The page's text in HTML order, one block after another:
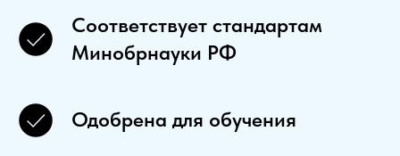
Соответствует стандартам
Минобрнауки РФ
Одобрена для обучения